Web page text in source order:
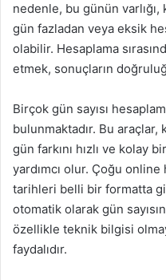
nedenle, bu günün
gün fazladan veya eksik
olabilir. Hesaplama
etmek, sonuçların
Birçok gün sayısı
bulunmaktadır. Bu araçlar,
gün farkını hızlı ve kolay
yardımcı olur. Çoğu online
tarihleri belli bir formatta
otomatik olarak gün
özellikle teknik bilgisi
faydalıdır.